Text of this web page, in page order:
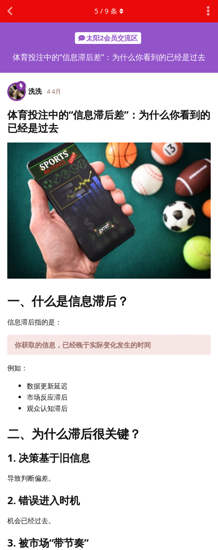
太阳2会员交流区
体育投注中的“信息滞后差”：为什么你看到的已经是过去
5 / 9 条
洗洗 4 4月
体育投注中的“信息滞后差”：为什么你看到的
已经是过去
一、什么是信息滞后？
信息滞后指的是：
你获取的信息，已经晚于实际变化发生的时间
例如：
数据更新延迟
市场反应滞后
观众认知滞后
二、为什么滞后很关键？
1. 决策基于旧信息
导致判断偏差。
2. 错误进入时机
机会已经过去。
3. 被市场“带节奏”